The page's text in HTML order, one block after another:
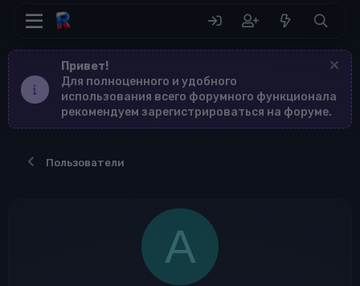
Привет!
Для полноценного и удобного
использования всего форумного функционала
рекомендуем зарегистрироваться на форуме.
Пользователи
A